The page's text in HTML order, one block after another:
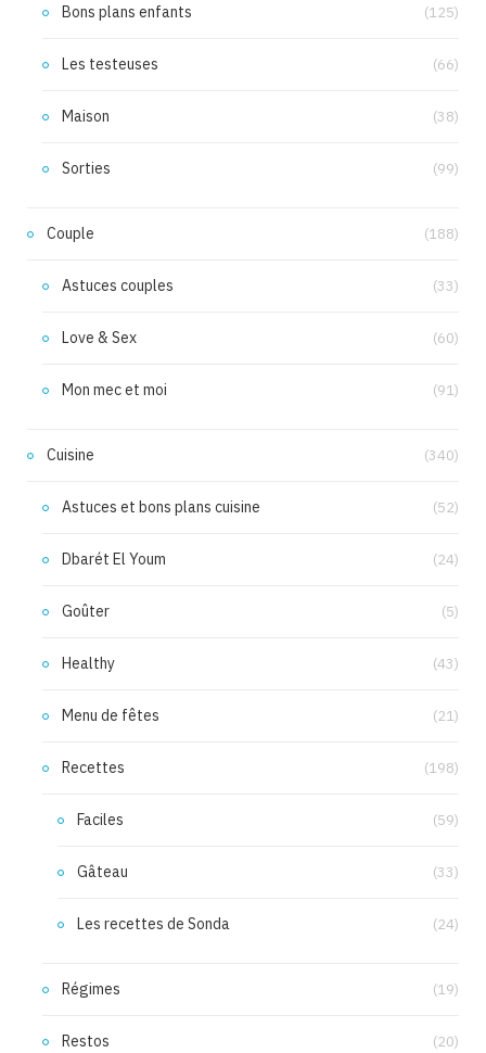
Bons plans enfants (125)
Les testeuses (66)
Maison (38)
Sorties (99)
Couple (188)
Astuces couples (33)
Love & Sex (60)
Mon mec et moi (91)
Cuisine (340)
Astuces et bons plans cuisine (52)
Dbarét El Youm (24)
Goûter (5)
Healthy (43)
Menu de fêtes (21)
Recettes (198)
Faciles (59)
Gâteau (33)
Les recettes de Sonda (24)
Régimes (19)
Restos (20)